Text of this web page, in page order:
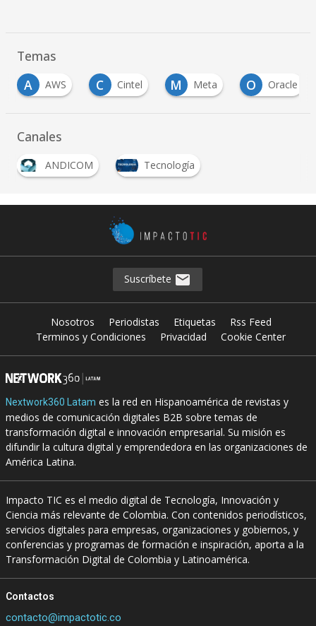
Temas
A
AWS C Cintel M Meta O Oracle
Canales
ANDICOM Tecnología
Suscríbete
Nosotros Periodistas Etiquetas
Rss Feed
Terminos y Condiciones
Privacidad Cookie Center
Nextwork360 Latam es la red en Hispanoamérica de revistas y
medios de comunicación digitales B2B sobre temas de
transformación digital e innovación empresarial. Su misión es
difundir la cultura digital y emprendedora en las organizaciones de
América Latina.
Impacto TIC es el medio digital de Tecnología, Innovación y
Ciencia más relevante de Colombia. Con contenidos periodísticos,
servicios digitales para empresas, organizaciones y gobiernos, y
conferencias y programas de formación e inspiración, aporta a la
Transformación Digital de Colombia y Latinoamérica.
Contactos
contacto@impactotic.co